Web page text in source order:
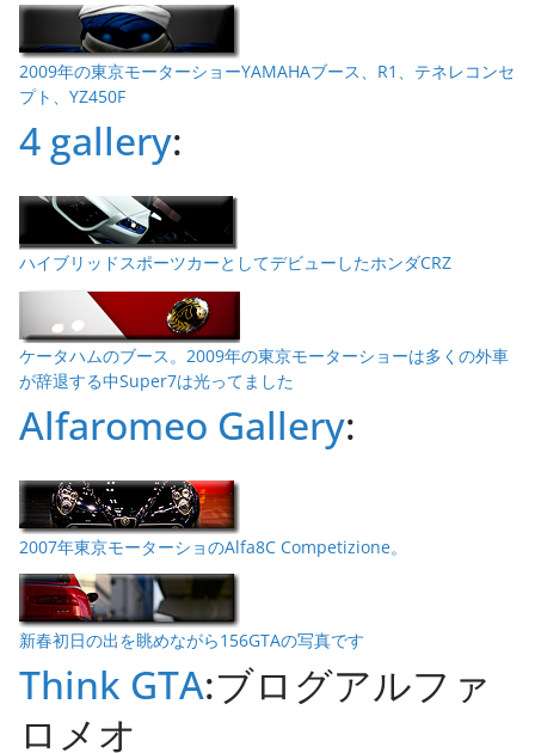
2009年の東京モーターショーYAMAHAブース、R1、テネレコンセ
プト、YZ450F
4 gallery:
ハイブリッドスポーツカーとしてデビューしたホンダCRZ
ケータハムのブース。2009年の東京モーターショーは多くの外車
が辞退する中Super7は光ってました
Alfaromeo Gallery:
2007年東京モーターショのAlfa8C Competizione。
新春初日の出を眺めながら156GTAの写真です
Think GTA:ブログアルファ
ロメオ